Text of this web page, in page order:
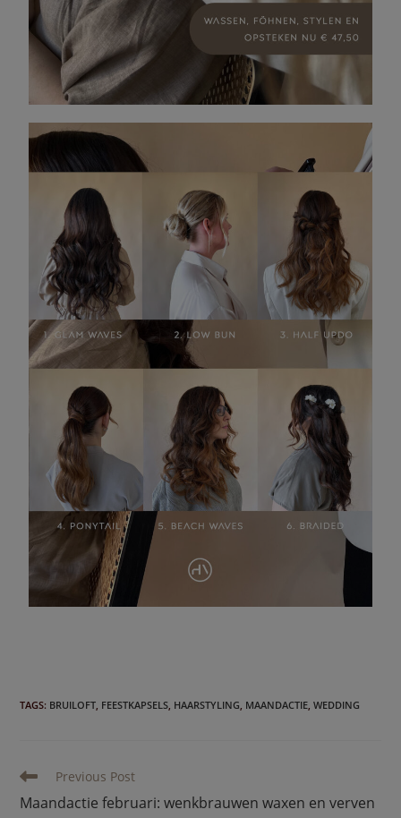
TAGS: BRUILOFT, FEESTKAPSELS, HAARSTYLING, MAANDACTIE, WEDDING
Previous Post
Maandactie februari: wenkbrauwen waxen en verven